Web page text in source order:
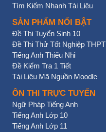
Tìm Kiếm Nhanh Tài Liệu
SẢN PHẨM NỔI BẬT
Đề Thi Tuyển Sinh 10
Đề Thi Thử Tốt Nghiệp THPT
Tiếng Anh Thiếu Nhi
Đề Kiểm Tra 1 Tiết
Tài Liệu Mã Nguồn Moodle
ÔN THI TRỰC TUYẾN
Ngữ Pháp Tiếng Anh
Tiếng Anh Lớp 10
Tiếng Anh Lớp 11